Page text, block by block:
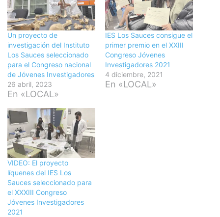
Un proyecto de
investigación del Instituto
Los Sauces seleccionado
para el Congreso nacional
de Jóvenes Investigadores
26 abril, 2023
En «LOCAL»
IES Los Sauces consigue el
primer premio en el XXIII
Congreso Jóvenes
Investigadores 2021
4 diciembre, 2021
En «LOCAL»
VIDEO: El proyecto
líquenes del IES Los
Sauces seleccionado para
el XXXIII Congreso
Jóvenes Investigadores
2021